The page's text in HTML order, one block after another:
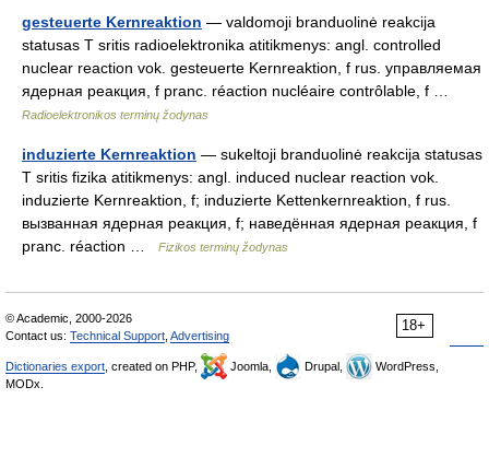
gesteuerte Kernreaktion — valdomoji branduolinė reakcija
statusas T sritis radioelektronika atitikmenys: angl. controlled
nuclear reaction vok. gesteuerte Kernreaktion, f rus. управляемая
ядерная реакция, f pranc. réaction nucléaire contrôlable, f …
Radioelektronikos terminų žodynas
induzierte Kernreaktion — sukeltoji branduolinė reakcija statusas
T sritis fizika atitikmenys: angl. induced nuclear reaction vok.
induzierte Kernreaktion, f; induzierte Kettenkernreaktion, f rus.
вызванная ядерная реакция, f; наведённая ядерная реакция, f
pranc. réaction …
Fizikos terminų žodynas
18+
© Academic, 2000-2026
Contact us: Technical Support Advertising
Dictionaries export , created on PHP, Joomla, Drupal,
WordPress,
MODx.